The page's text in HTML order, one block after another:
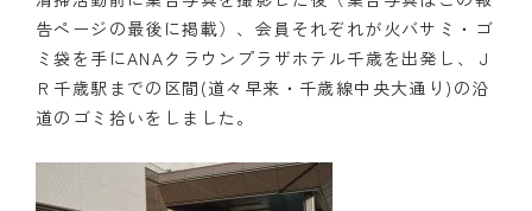
告ページの最後に掲載）、会員それぞれが火バサミ・ゴ
ミ袋を手にANAクラウンプラザホテル千歳を出発し、Ｊ
Ｒ千歳駅までの区間(道々早来・千歳線中央大通り)の沿
道のゴミ拾いをしました。